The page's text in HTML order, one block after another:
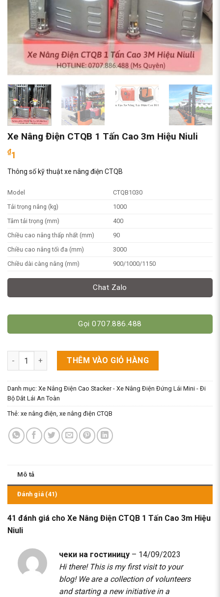
Xe Nâng Điện CTQB 1 Tấn Cao 3m Hiệu Niuli
₫1
Thông số kỹ thuật xe nâng điện CTQB
Model
CTQB1030
Tải trọng nâng (kg)
1000
Tâm tải trọng (mm)
400
Chiều cao nâng thấp nhất (mm)
90
Chiều cao nâng tối đa (mm)
3000
Chiều dài càng nâng (mm)
900/1000/1150
Chat Zalo
Gọi 0707.886.488
Xe Nâng Điện CTQB 1 Tấn Cao 3m Hiệu Niuli số lượng
THÊM VÀO GIỎ HÀNG
Danh mục: Xe Nâng Điện Cao Stacker - Xe Nâng Điện Đứng Lái Mini - Đi
Bộ Dắt Lái An Toàn
Thẻ: xe nâng điện, xe nâng điện CTQB
Mô tả
Đánh giá (41)
41 đánh giá cho Xe Nâng Điện CTQB 1 Tấn Cao 3m Hiệu
Niuli
чеки на гостиницу – 14/09/2023
Hi there! This is my first visit to your
blog! We are a collection of volunteers
and starting a new initiative in a